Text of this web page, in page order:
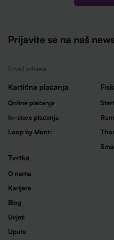
Prijavite se na naš
Kartična plaćanja
Online plaćanja
In-store plaćanja
Loop by Monri
Start
Tvrtka
O nama
Karijere
Blog
Uvjeti
Upute